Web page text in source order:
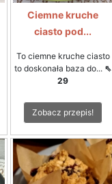
Ciemne kruche
ciasto pod...
To ciemne kruche ciasto
to doskonała baza do... ⇖
29
Zobacz przepis!